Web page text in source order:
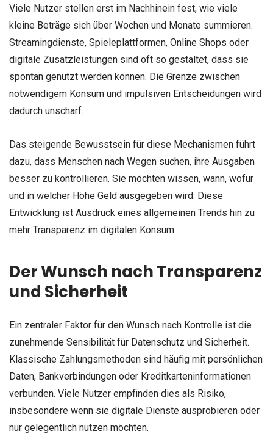
Viele Nutzer stellen erst im Nachhinein fest, wie viele
kleine Beträge sich über Wochen und Monate summieren.
Streamingdienste, Spieleplattformen, Online Shops oder
digitale Zusatzleistungen sind oft so gestaltet, dass sie
spontan genutzt werden können. Die Grenze zwischen
notwendigem Konsum und impulsiven Entscheidungen wird
dadurch unscharf.
Das steigende Bewusstsein für diese Mechanismen führt
dazu, dass Menschen nach Wegen suchen, ihre Ausgaben
besser zu kontrollieren. Sie möchten wissen, wann, wofür
und in welcher Höhe Geld ausgegeben wird. Diese
Entwicklung ist Ausdruck eines allgemeinen Trends hin zu
mehr Transparenz im digitalen Konsum.
Der Wunsch nach Transparenz
und Sicherheit
Ein zentraler Faktor für den Wunsch nach Kontrolle ist die
zunehmende Sensibilität für Datenschutz und Sicherheit.
Klassische Zahlungsmethoden sind häufig mit persönlichen
Daten, Bankverbindungen oder Kreditkarteninformationen
verbunden. Viele Nutzer empfinden dies als Risiko,
insbesondere wenn sie digitale Dienste ausprobieren oder
nur gelegentlich nutzen möchten.